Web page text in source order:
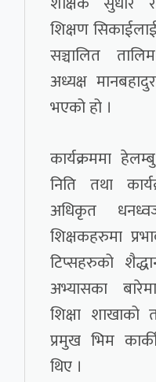
शिक्षण
सञ्चालित
अध्यक्ष
भएको हो ।
कार्यक्रममा
निति तथा
अधिकृत
शिक्षकहरुमा
टिप्सहरुको
अभ्यासका
शिक्षा शाखाको
प्रमुख भिम
थिए ।